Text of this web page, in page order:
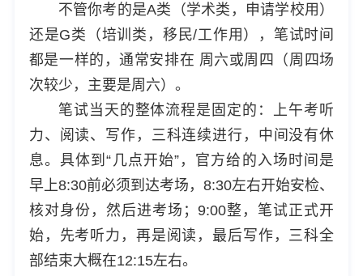
不管你考的是A类（学术类，申请学校用）
还是G类（培训类，移民/工作用），笔试时间
都是一样的，通常安排在 周六或周四（周四场
次较少，主要是周六）。
笔试当天的整体流程是固定的：上午考听
力、阅读、写作，三科连续进行，中间没有休
息。具体到“几点开始”，官方给的入场时间是
早上8:30前必须到达考场，8:30左右开始安检、
核对身份，然后进考场；9:00整，笔试正式开
始，先考听力，再是阅读，最后写作，三科全
部结束大概在12:15左右。